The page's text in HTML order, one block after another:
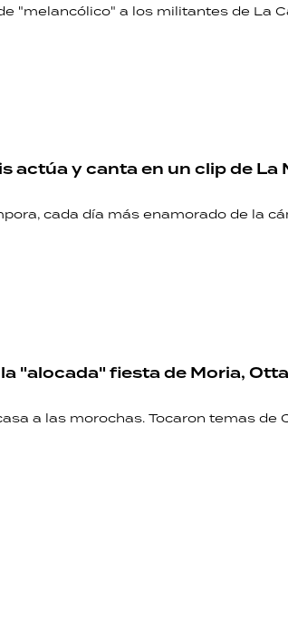
"melancólico" a los militantes de La
actúa y canta en un clip de La
cada día más enamorado de la
"alocada" fiesta de Moria,
a las morochas. Tocaron temas de